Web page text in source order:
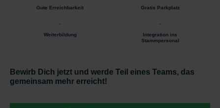
Gute Erreichbarkeit Gratis Parkplatz
Weiterbildung
Integration ins
Stammpersonal
Bewirb Dich jetzt und werde Teil eines Teams, das
gemeinsam mehr erreicht!